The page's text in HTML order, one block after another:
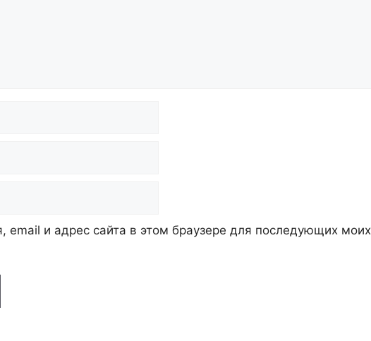
email и адрес сайта в этом браузере для последующих моих